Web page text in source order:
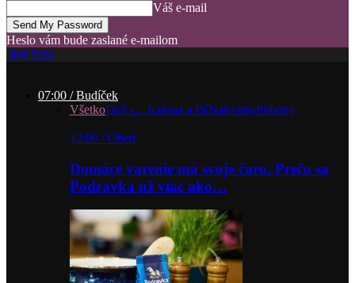
Váš e-mail
Heslo vám bude zaslané e-mailom
deň ženy
07:00 / Budíček
VšetkoDeň s…Krásna a INNaše tipyPríbehy
12:00 / Obed
Domáce varenie má svoje čaro. Prečo sa
Podravka už viac ako…